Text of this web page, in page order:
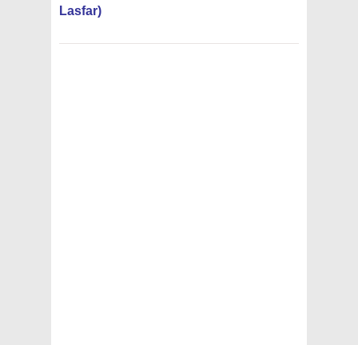
Lasfar)